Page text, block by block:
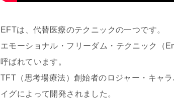
EFTは、代替医療のテクニックの一つです。
エモーショナル・フリーダム・テクニック（
呼ばれています。
TFT（思考場療法）創始者のロジャー・キャ
イグによって開発されました。